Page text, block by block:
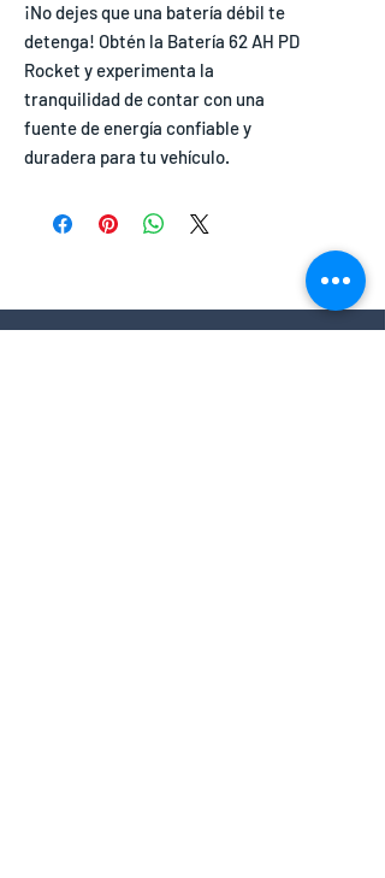
¡No dejes que una batería débil te
detenga! Obtén la Batería 62 AH PD
Rocket y experimenta la
tranquilidad de contar con una
fuente de energía confiable y
duradera para tu vehículo.